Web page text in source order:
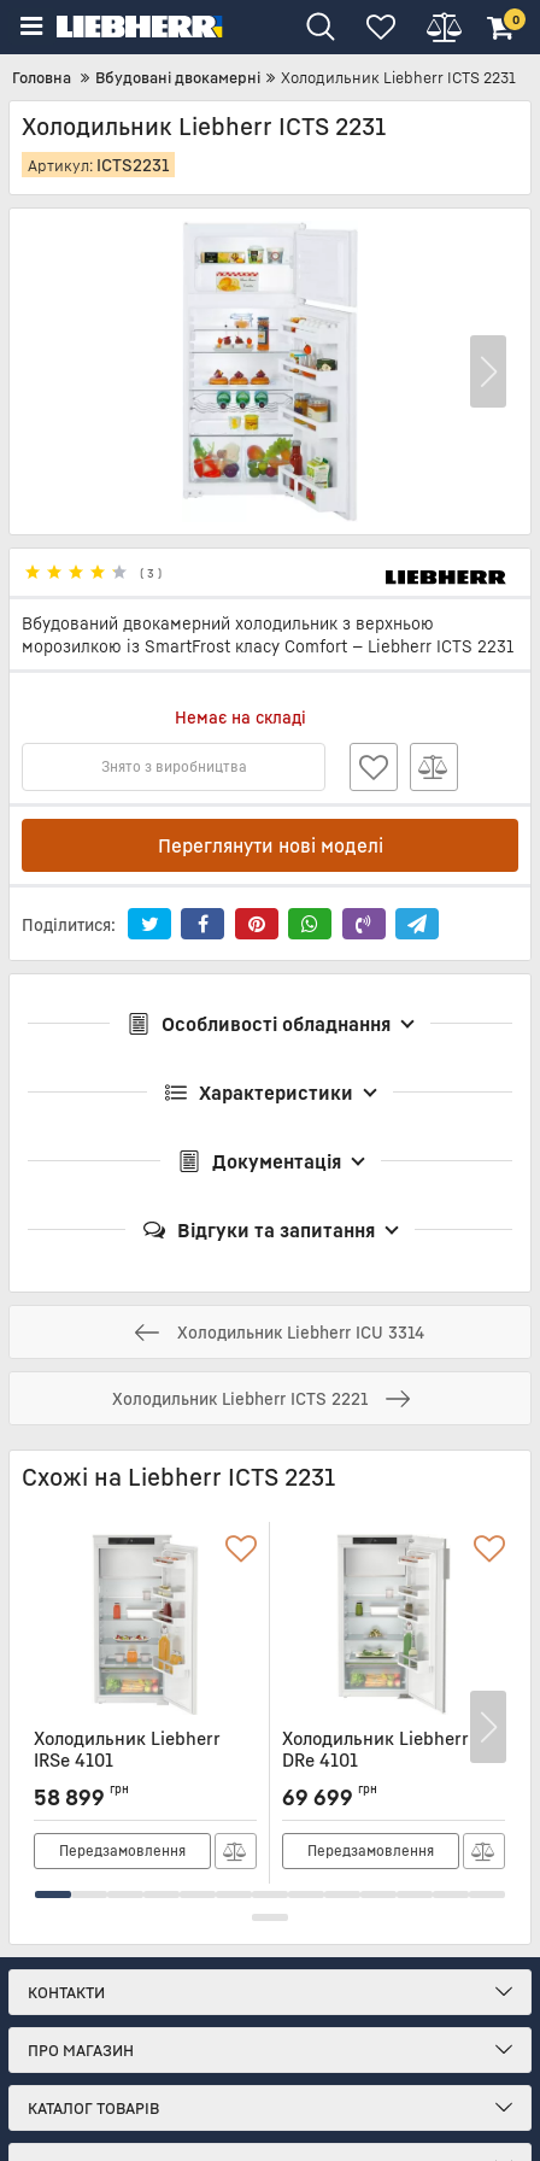
0
Головна Вбудовані двокамерні Холодильник Liebherr ICTS 2231
Холодильник Liebherr ICTS 2231
Артикул: ICTS2231
( 3 )
Вбудований двокамерний холодильник з верхньою
морозилкою із SmartFrost класу Comfort — Liebherr ICTS 2231
Немає на складі
Знято з виробництва
Переглянути нові моделі
Поділитися:
Особливості обладнання
Характеристики
Документація
Відгуки та запитання
Холодильник Liebherr ICU 3314
Холодильник Liebherr ICTS 2221
Схожі на Liebherr ICTS 2231
Холодильник Liebherr
IRSe 4101
IRSE4101
58 899 грн
Передзамовлення
Холодильник Liebherr
DRe 4101
DRE4101
69 699 грн
Передзамовлення
КОНТАКТИ
ПРО МАГАЗИН
КАТАЛОГ ТОВАРІВ